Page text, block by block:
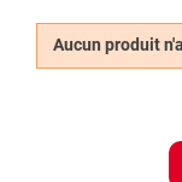
Aucun produit